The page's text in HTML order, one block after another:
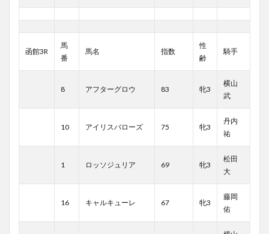
函館3R
馬
番
馬名 指数
性
齢
騎手
8 アフターグロウ 83 牝3
横山
武
10 アイリスバローズ 75 牝3
丹内
祐
1 ロッソジュリア 69 牝3
松田
大
16 キャルキューレ 67 牝3
藤岡
佑